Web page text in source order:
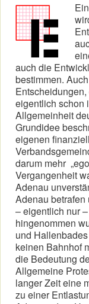
auch die
bestimmen.
eigentlich schon
Allgemeinheit
Grundidee
eigenen
darum mehr
Vergangenheit
Adenau
Adenau
– eigentlich nur
hingenommen
und
keinen Bahnhof
die Bedeutung
Allgemeine
langer Zeit eine
zu einer